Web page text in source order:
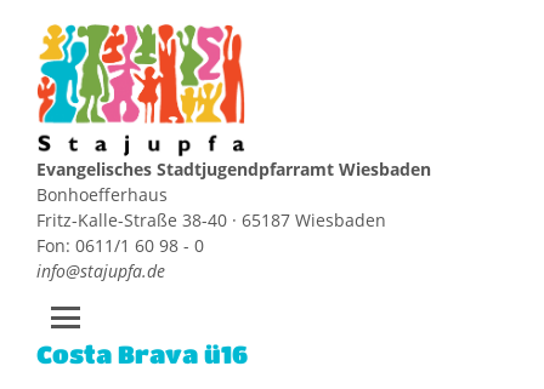
Evangelisches Stadtjugendpfarramt Wiesbaden
Bonhoefferhaus
Fritz-Kalle-Straße 38-40 · 65187 Wiesbaden
Fon: 0611/1 60 98 - 0
info@stajupfa.de
Zum
Costa Brava ü16